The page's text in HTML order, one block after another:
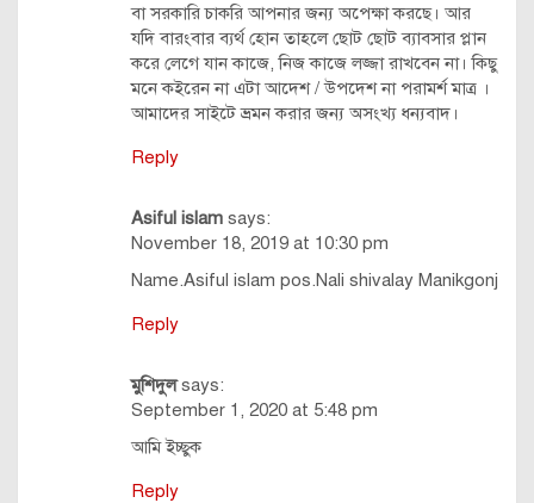
বা সরকারি চাকরি আপনার জন্য অপেক্ষা করছে। আর
যদি বারংবার ব্যর্থ হোন তাহলে ছোট ছোট ব্যাবসার প্লান
করে লেগে যান কাজে, নিজ কাজে লজ্জা রাখবেন না। কিছু
মনে কইরেন না এটা আদেশ / উপদেশ না পরামর্শ মাত্র ।
আমাদের সাইটে ভ্রমন করার জন্য অসংখ্য ধন্যবাদ।
Reply
Asiful islam says:
November 18, 2019 at 10:30 pm
Name.Asiful islam pos.Nali shivalay Manikgonj
Reply
মুশিদুল says:
September 1, 2020 at 5:48 pm
আমি ইচ্ছুক
Reply